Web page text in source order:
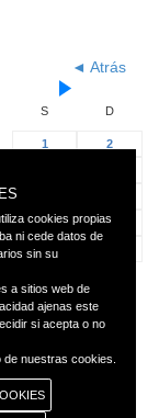
◄ Atrás
S D
1
2
22
23
29
cookies propias
ni cede datos de
sin su
a sitios web de
ajenas este
si acepta o no
de nuestras cookies.